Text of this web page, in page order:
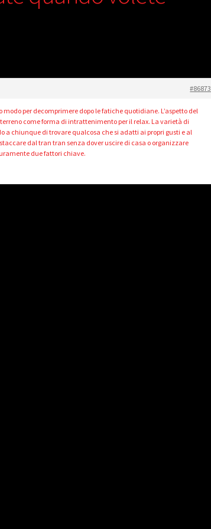
#86873
per decomprimere dopo le fatiche quotidiane. L’aspetto del
come forma di intrattenimento per il relax. La varietà di
a chiunque di trovare qualcosa che si adatti ai propri gusti e al
dal tran tran senza dover uscire di casa o organizzare
due fattori chiave.